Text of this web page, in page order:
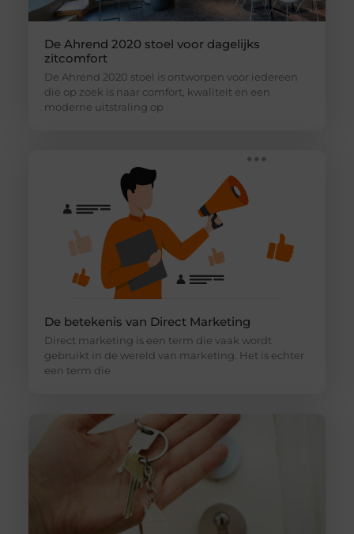
De Ahrend 2020 stoel voor dagelijks
zitcomfort
De Ahrend 2020 stoel is ontworpen voor iedereen
die op zoek is naar comfort, kwaliteit en een
moderne uitstraling op
De betekenis van Direct Marketing
Direct marketing is een term die vaak wordt
gebruikt in de wereld van marketing. Het is echter
een term die